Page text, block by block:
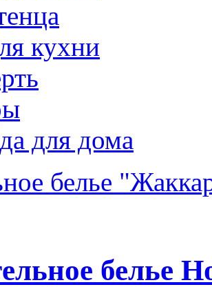
кухни
для дома
белье
белье